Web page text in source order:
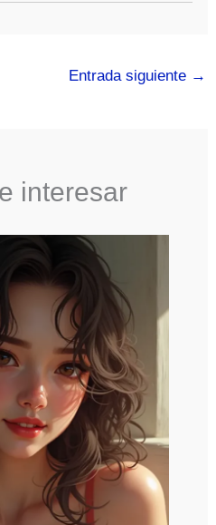
Entrada siguiente →
interesar